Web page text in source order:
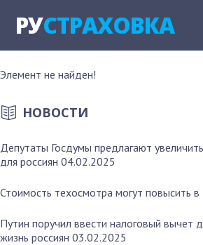
РУСТРАХОВКА
Элемент не найден!
НОВОСТИ
Депутаты Госдумы предлагают
для россиян 04.02.2025
Стоимость техосмотра могут повысить в
Путин поручил ввести налоговый вычет
жизнь россиян 03.02.2025